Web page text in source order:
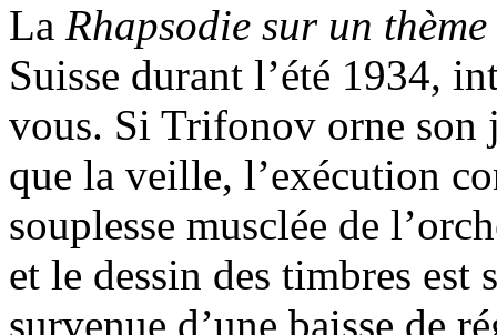
La Rhapsodie sur un
Suisse durant l’été 1934,
vous. Si Trifonov orne son
que la veille, l’exécution
souplesse musclée de
et le dessin des timbres
survenue d’une baisse de